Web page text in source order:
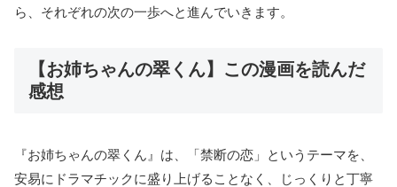
ら、それぞれの次の一歩へと進んでいきます。
【お姉ちゃんの翠くん】この漫画を読んだ
感想
『お姉ちゃんの翠くん』は、「禁断の恋」というテーマを、
安易にドラマチックに盛り上げることなく、じっくりと丁寧